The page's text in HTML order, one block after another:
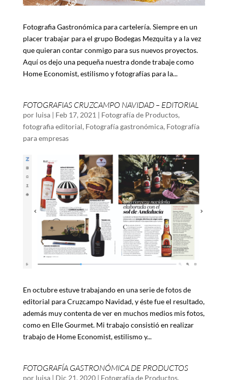
Fotografia Gastronómica para cartelería. Siempre en un
placer trabajar para el grupo Bodegas Mezquita y a la vez
que quieran contar conmigo para sus nuevos proyectos.
Aquí os dejo una pequeña nuestra donde trabaje como
Home Economist, estilismo y fotografías para la...
FOTOGRAFIAS CRUZCAMPO NAVIDAD – EDITORIAL
por luisa| Feb 17, 2021 | Fotografía de Productos,
fotografia editorial, Fotografía gastronómica, Fotografía
para empresas
En octubre estuve trabajando en una serie de fotos de
editorial para Cruzcampo Navidad, y éste fue el resultado,
además muy contenta de ver en muchos medios mis fotos,
como en Elle Gourmet. Mi trabajo consistió en realizar
trabajo de Home Economist, estilismo y...
FOTOGRAFÍA GASTRONÓMICA DE PRODUCTOS
por luisa| Dic 21, 2020| Fotografía de Productos,